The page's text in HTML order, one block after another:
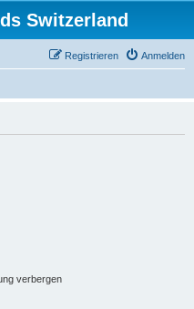
Switzerland
Anmelden
Registrieren
verbergen